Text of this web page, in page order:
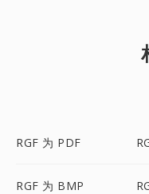
RGF 为 PDF
RGF 为 BMP